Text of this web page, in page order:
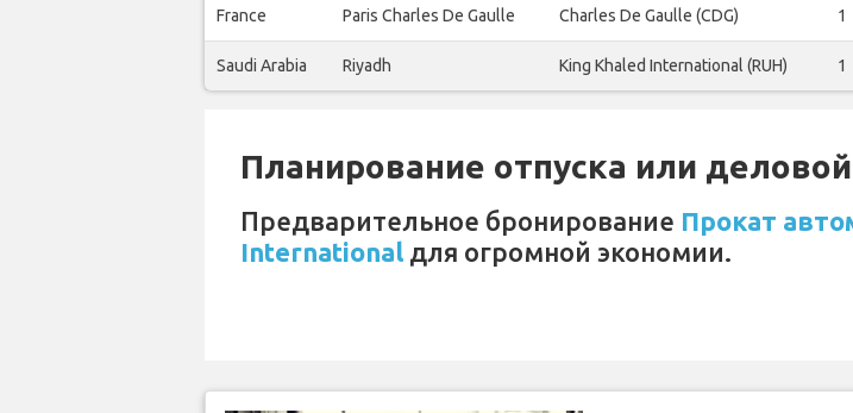
France Paris Charles De Gaulle Charles De Gaulle (CDG) 1
Saudi Arabia Riyadh King Khaled International (RUH) 1
Планирование отпуска или
Предварительное бронирование Прокат
International для огромной экономии.